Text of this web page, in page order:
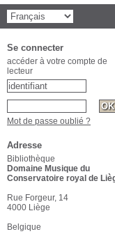
Se connecter
accéder à votre compte de
lecteur
Mot de passe oublié ?
Adresse
Bibliothèque
Domaine Musique du
Conservatoire royal de
Rue Forgeur, 14
4000 Liège
Belgique